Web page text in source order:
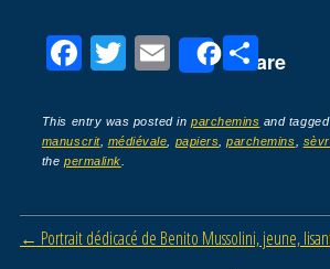
F
c
e
o
T
tt
er
E
ail
Share
P
ta
g
This entry was posted inparchemins and tagged
manuscrit, médiévale papiers ,parchemins
thepermalink
Post navigation
← Portrait dédicacé de Benito Mussolini, jeune,